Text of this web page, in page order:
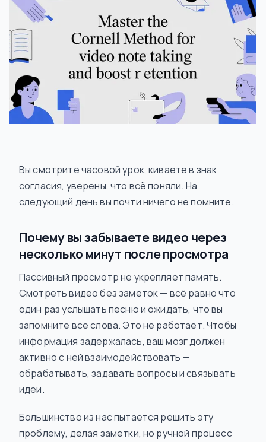
Вы смотрите часовой урок, киваете в знак
согласия, уверены, что всё поняли. На
следующий день вы почти ничего не помните.
Почему вы забываете видео через
несколько минут после просмотра
Пассивный просмотр не укрепляет память.
Смотреть видео без заметок — всё равно что
один раз услышать песню и ожидать, что вы
запомните все слова. Это не работает. Чтобы
информация задержалась, ваш мозг должен
активно с ней взаимодействовать —
обрабатывать, задавать вопросы и связывать
идеи.
Большинство из нас пытается решить эту
проблему, делая заметки, но ручной процесс